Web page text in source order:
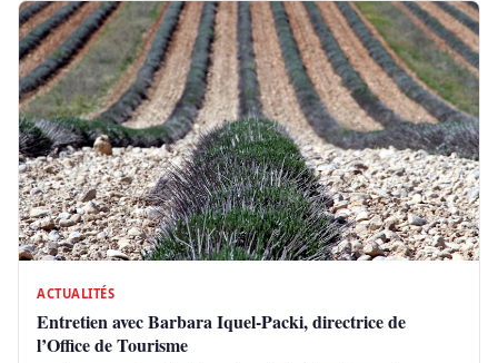
ACTUALITÉS
Entretien avec Barbara Iquel-Packi, directrice de
l’Office de Tourisme